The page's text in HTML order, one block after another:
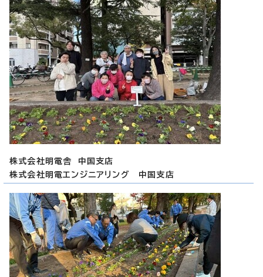
株式会社明電舎 中国支店
株式会社明電エンジニアリング 中国支店